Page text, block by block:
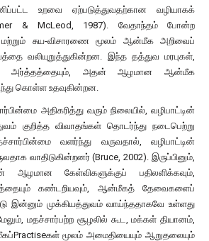
உறவை ஏற்படுத்துவதற்கான வழியாகக்
& McLeod, 1987). வேதாந்தம் போன்ற
சுய-விசாரணை மூலம் ஆன்மீக அறிவைப்
வலியுறுத்துகின்றன. இந்த தத்துவ மரபுகள்,
அர்த்தத்தையும், அதன் ஆழமான ஆன்மீக
கொள்ள உதவுகின்றன.
அதிகரித்து வரும் நிலையில், வழிபாட்டின்
குறித்த விவாதங்கள் தொடர்ந்து நடைபெற்று
வளர்ந்து வருவதால், வழிபாட்டின்
வாதிடுகின்றனர் (Bruce, 2002). இருப்பினும்,
கேள்விகளுக்குப் பதிலளிக்கவும்,
கண்டறியவும், ஆன்மீகத் தேவைகளைப்
இன்னும் முக்கியத்துவம் வாய்ந்ததாகவே உள்ளது
மதச்சார்பற்ற சூழலில் கூட, மக்கள் தியானம்,
மூலம் அமைதியையும் ஆறுதலையும்